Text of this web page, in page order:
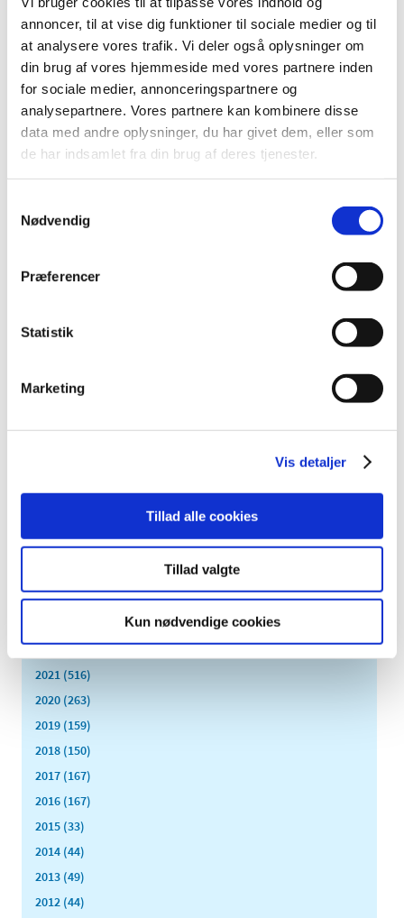
annoncer, til at vise dig funktioner til sociale medier og til
at analysere vores trafik. Vi deler også oplysninger om
din brug af vores hjemmeside med vores partnere inden
for sociale medier, annonceringspartnere og
analysepartnere. Vores partnere kan kombinere disse
data med andre oplysninger, du har givet dem, eller som
de har indsamlet fra din brug af deres tjenester.
Nødvendig
Præferencer
Statistik
Marketing
Vis detaljer
Tillad alle cookies
Tillad valgte
Kun nødvendige cookies
ekstraordinært tilskud. Ansøgningen skal være os i
Ny forsøgsordning giver mulighed for at
forhandle fortrolige priser på medicin
|1. juli 2025|
I dag træder en ny forsøgsordning i kraft, der giver
medicinalvirksomheder mulighed for at indgå i
2026 (84)
november (20)
september (23)
juli (11)
februar (11)
2024 (224)
2022 (197)
2021 (516)
2020 (263)
2019 (159)
2018 (150)
2017 (167)
2016 (167)
2015 (33)
2014 (44)
2013 (49)
2012 (44)